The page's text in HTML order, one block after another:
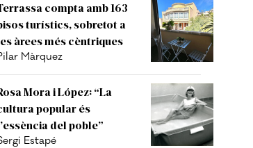
compta amb 163
turístics, sobretot a
àrees més cèntriques
Màrquez
Mora i López: “La
popular és
del poble”
Estapé